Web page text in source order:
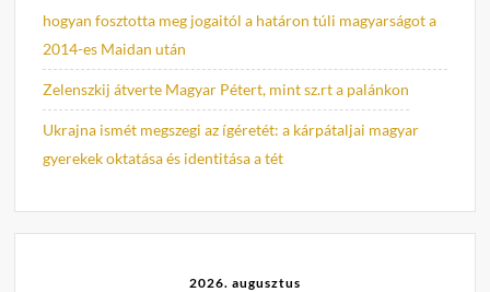
hogyan fosztotta meg jogaitól a határon túli magyarságot a
2014-es Maidan után
Zelenszkij átverte Magyar Pétert, mint sz.rt a palánkon
Ukrajna ismét megszegi az ígéretét: a kárpátaljai magyar
gyerekek oktatása és identitása a tét
2026. augusztus